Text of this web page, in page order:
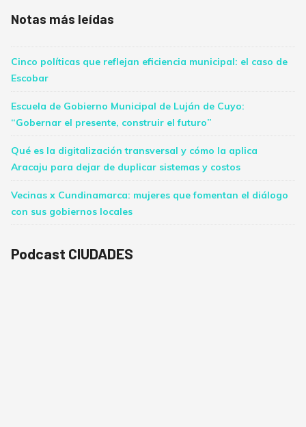
Notas más leídas
Cinco políticas que reflejan eficiencia municipal: el caso de
Escobar
Escuela de Gobierno Municipal de Luján de Cuyo:
“Gobernar el presente, construir el futuro”
Qué es la digitalización transversal y cómo la aplica
Aracaju para dejar de duplicar sistemas y costos
Vecinas x Cundinamarca: mujeres que fomentan el diálogo
con sus gobiernos locales
Podcast CIUDADES